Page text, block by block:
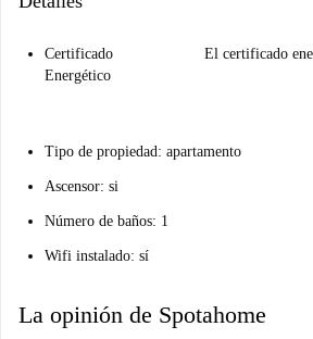
Certificado
Energético
El certificado
Tipo de propiedad: apartamento
Ascensor: si
Número de baños: 1
Wifi instalado: sí
La opinión de Spotahome